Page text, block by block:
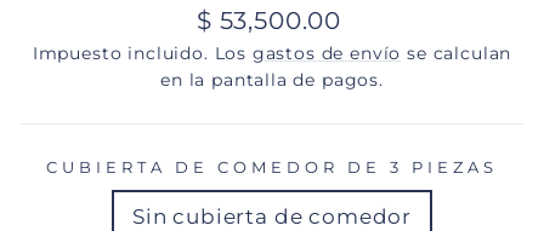
Precio
habitual
$ 53,500.00
Impuesto incluido. Los gastos de envío se calculan
en la pantalla de pagos.
CUBIERTA DE COMEDOR DE 3 PIEZAS
Sin cubierta de comedor